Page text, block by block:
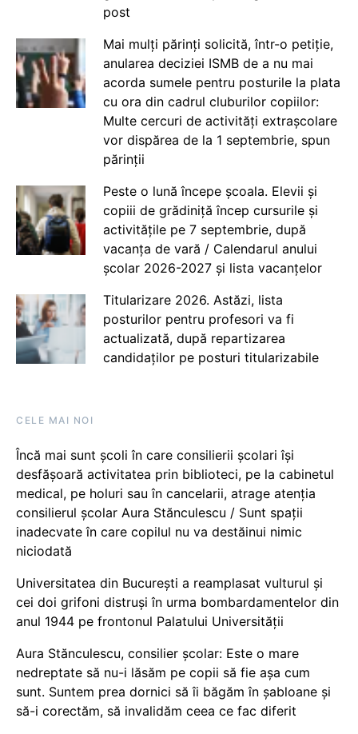
post
Mai mulți părinți solicită, într-o petiție,
anularea deciziei ISMB de a nu mai
acorda sumele pentru posturile la plata
cu ora din cadrul cluburilor copiilor:
Multe cercuri de activități extrașcolare
vor dispărea de la 1 septembrie, spun
părinții
Peste o lună începe școala. Elevii și
copiii de grădiniță încep cursurile și
activitățile pe 7 septembrie, după
vacanța de vară / Calendarul anului
școlar 2026-2027 și lista vacanțelor
Titularizare 2026. Astăzi, lista
posturilor pentru profesori va fi
actualizată, după repartizarea
candidaților pe posturi titularizabile
CELE MAI NOI
Încă mai sunt școli în care consilierii școlari își
desfășoară activitatea prin biblioteci, pe la cabinetul
medical, pe holuri sau în cancelarii, atrage atenția
consilierul școlar Aura Stănculescu / Sunt spații
inadecvate în care copilul nu va destăinui nimic
niciodată
Universitatea din București a reamplasat vulturul și
cei doi grifoni distruși în urma bombardamentelor din
anul 1944 pe frontonul Palatului Universității
Aura Stănculescu, consilier școlar: Este o mare
nedreptate să nu-i lăsăm pe copii să fie așa cum
sunt. Suntem prea dornici să îi băgăm în șabloane și
să-i corectăm, să invalidăm ceea ce fac diferit